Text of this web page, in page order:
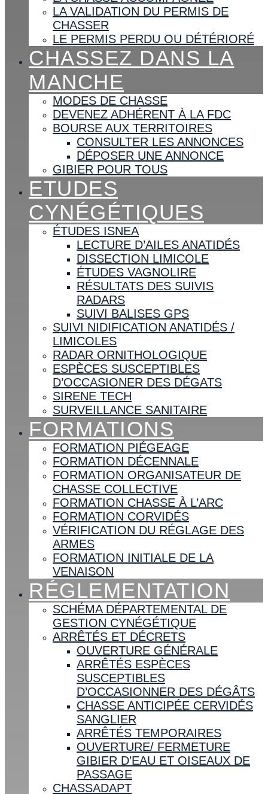
LA VALIDATION DU PERMIS DE
CHASSER
LE PERMIS PERDU OU DÉTÉRIORÉ
CHASSEZ DANS LA
MANCHE
MODES DE CHASSE
DEVENEZ ADHÉRENT À LA FDC
BOURSE AUX TERRITOIRES
CONSULTER LES ANNONCES
DÉPOSER UNE ANNONCE
GIBIER POUR TOUS
ETUDES
CYNÉGÉTIQUES
ÉTUDES ISNEA
LECTURE D’AILES ANATIDÉS
DISSECTION LIMICOLE
ÉTUDES VAGNOLIRE
RÉSULTATS DES SUIVIS
RADARS
SUIVI BALISES GPS
SUIVI NIDIFICATION ANATIDÉS /
LIMICOLES
RADAR ORNITHOLOGIQUE
ESPÈCES SUSCEPTIBLES
D’OCCASIONER DES DÉGATS
SIRENE TECH
SURVEILLANCE SANITAIRE
FORMATIONS
FORMATION PIÉGEAGE
FORMATION DÉCENNALE
FORMATION ORGANISATEUR DE
CHASSE COLLECTIVE
FORMATION CHASSE À L’ARC
FORMATION CORVIDÉS
VÉRIFICATION DU RÉGLAGE DES
ARMES
FORMATION INITIALE DE LA
VENAISON
RÉGLEMENTATION
SCHÉMA DÉPARTEMENTAL DE
GESTION CYNÉGÉTIQUE
ARRÊTÉS ET DÉCRETS
OUVERTURE GÉNÉRALE
ARRÊTÉS ESPÈCES
SUSCEPTIBLES
D’OCCASIONNER DES DÉGÂTS
CHASSE ANTICIPÉE CERVIDÉS
SANGLIER
ARRÊTÉS TEMPORAIRES
OUVERTURE/ FERMETURE
GIBIER D’EAU ET OISEAUX DE
PASSAGE
CHASSADAPT